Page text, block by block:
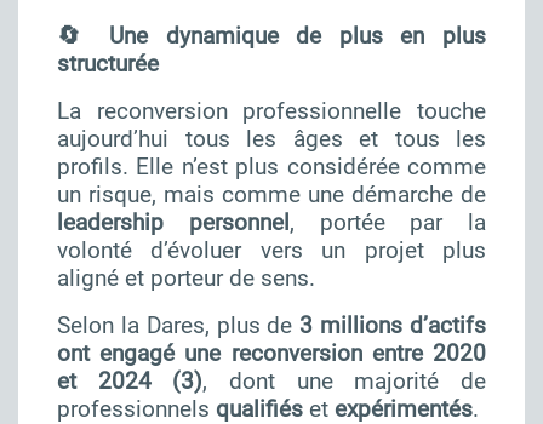
🔄 Une dynamique de plus en plus
structurée
La reconversion professionnelle touche
aujourd’hui tous les âges et tous les
profils. Elle n’est plus considérée comme
un risque, mais comme une démarche de
leadership personnel, portée par la
volonté d’évoluer vers un projet plus
aligné et porteur de sens.
Selon la Dares, plus de 3 millions d’actifs
ont engagé une reconversion entre 2020
et 2024 (3), dont une majorité de
professionnels qualifiés et expérimentés.